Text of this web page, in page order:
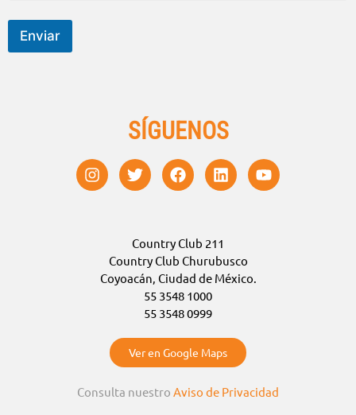
SÍGUENOS
Country Club 211
Country Club Churubusco
Coyoacán, Ciudad de México.
55 3548 1000
55 3548 0999
Ver en Google Maps
Consulta nuestro Aviso de Privacidad
Enviar